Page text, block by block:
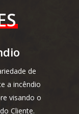
de
a incêndio
visando o
Cliente.